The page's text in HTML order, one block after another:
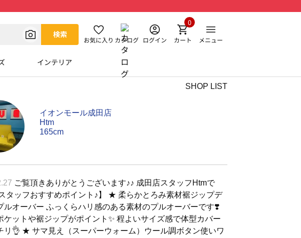
検索
お気に入り カタログ ログイン カート
0
メニュー
インテリア
SHOP LIST
イオンモール成田店
Htm
165cm
ご覧頂きありがとうございます♪♪ 成田店スタッフHtmで
タッフおすすめポイント♪】 ★ 柔らかとろみ素材裾ジップデ
ルオーバー ふっくらハリ感のある素材のプルオーバーです❣️
ケットや裾ジップがポイント✨️ 程よいサイズ感で体型カバー
リ👌 ★ サマ見え（スーパーウォーム）ウール調ボタン使いワ